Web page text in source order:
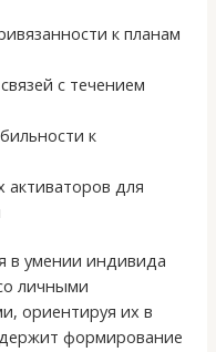
к планам
с течением
к
для
в умении индивида
личными
ориентируя их в
формирование